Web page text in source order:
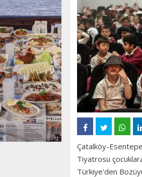
Çatalköy-
Tiyatrosu
Türkiye'den